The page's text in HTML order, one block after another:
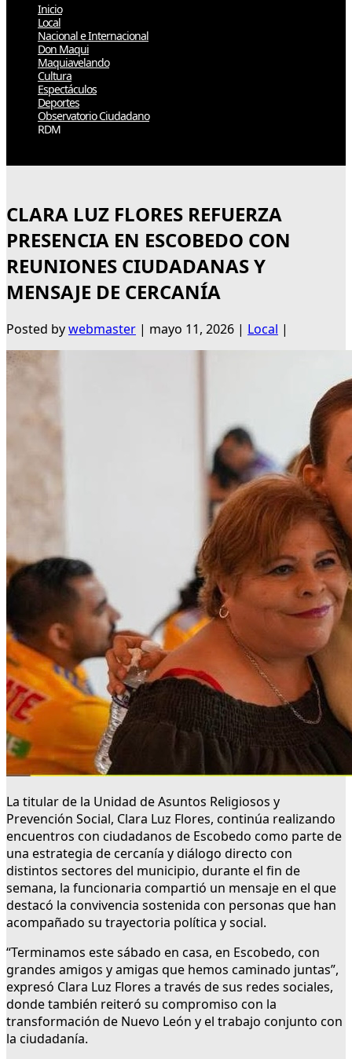
Inicio
Local
Nacional e Internacional
Don Maqui
Maquiavelando
Cultura
Espectáculos
Deportes
Observatorio Ciudadano
RDM
CLARA LUZ FLORES REFUERZA
PRESENCIA EN ESCOBEDO CON
REUNIONES CIUDADANAS Y
MENSAJE DE CERCANÍA
Posted bywebmaster | mayo 11, 2026 | Local |
La titular de la Unidad de Asuntos Religiosos y
Prevención Social, Clara Luz Flores, continúa realizando
encuentros con ciudadanos de Escobedo como parte de
una estrategia de cercanía y diálogo directo con
distintos sectores del municipio, durante el fin de
semana, la funcionaria compartió un mensaje en el que
destacó la convivencia sostenida con personas que han
acompañado su trayectoria política y social.
“Terminamos este sábado en casa, en Escobedo, con
grandes amigos y amigas que hemos caminado juntas”,
expresó Clara Luz Flores a través de sus redes sociales,
donde también reiteró su compromiso con la
transformación de Nuevo León y el trabajo conjunto con
la ciudadanía.